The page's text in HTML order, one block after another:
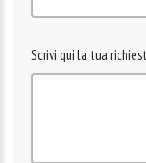
Scrivi qui la tua